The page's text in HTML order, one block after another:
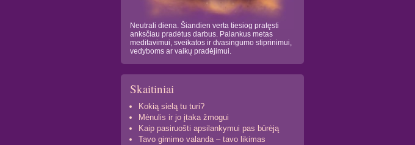
Neutrali diena. Šiandien verta tiesiog pratęsti
anksčiau pradėtus darbus. Palankus metas
meditavimui, sveikatos ir dvasingumo stiprinimui,
vedyboms ar vaikų pradėjimui.
Skaitiniai
Kokią sielą tu turi?
Mėnulis ir jo įtaka žmogui
Kaip pasiruošti apsilankymui pas būrėją
Tavo gimimo valanda – tavo likimas